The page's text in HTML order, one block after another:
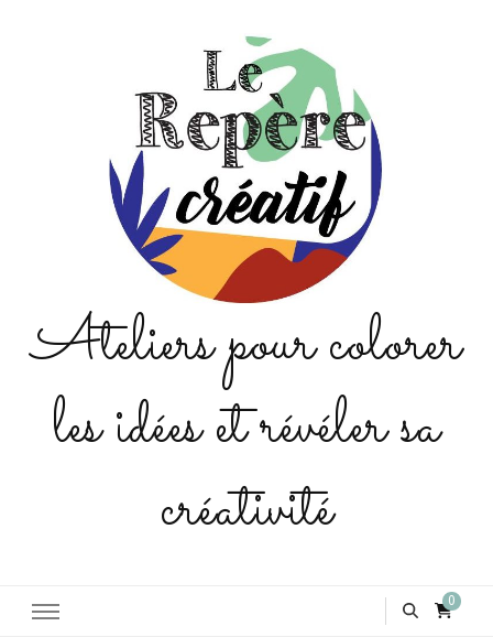
Ateliers pour colorer
les idées et révéler sa
créativité
0